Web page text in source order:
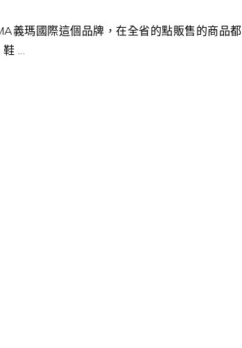
義瑪國際這個品牌，在全省的點販售的商品都
...